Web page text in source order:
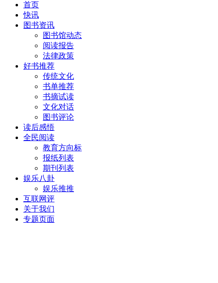
首页
快讯
图书资讯
图书馆动态
阅读报告
法律政策
好书推荐
传统文化
书单推荐
书摘试读
文化对话
图书评论
读后感悟
全民阅读
教育方向标
报纸列表
期刊列表
娱乐八卦
娱乐推推
互联网评
关于我们
专题页面